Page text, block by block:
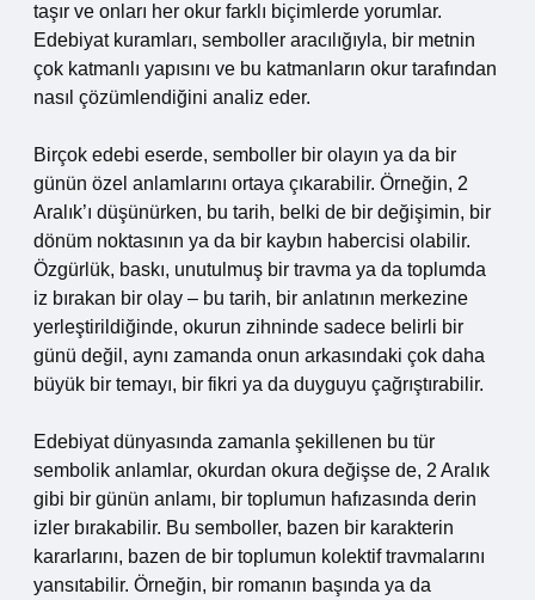
taşır ve onları her okur farklı biçimlerde yorumlar.
Edebiyat kuramları, semboller aracılığıyla, bir metnin
çok katmanlı yapısını ve bu katmanların okur tarafından
nasıl çözümlendiğini analiz eder.
Birçok edebi eserde, semboller bir olayın ya da bir
günün özel anlamlarını ortaya çıkarabilir. Örneğin, 2
Aralık’ı düşünürken, bu tarih, belki de bir değişimin, bir
dönüm noktasının ya da bir kaybın habercisi olabilir.
Özgürlük, baskı, unutulmuş bir travma ya da toplumda
iz bırakan bir olay – bu tarih, bir anlatının merkezine
yerleştirildiğinde, okurun zihninde sadece belirli bir
günü değil, aynı zamanda onun arkasındaki çok daha
büyük bir temayı, bir fikri ya da duyguyu çağrıştırabilir.
Edebiyat dünyasında zamanla şekillenen bu tür
sembolik anlamlar, okurdan okura değişse de, 2 Aralık
gibi bir günün anlamı, bir toplumun hafızasında derin
izler bırakabilir. Bu semboller, bazen bir karakterin
kararlarını, bazen de bir toplumun kolektif travmalarını
yansıtabilir. Örneğin, bir romanın başında ya da